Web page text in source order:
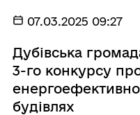
07.03.2025 09:27
Дубівська
3-го конкурсу
будівлях